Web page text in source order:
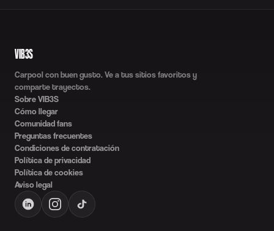
VIB3S
Carpool con buen gusto. Ve a tus sitios favoritos y
comparte trayectos.
Sobre VIB3S
Cómo llegar
Comunidad fans
Preguntas frecuentes
Condiciones de contratación
Política de privacidad
Política de cookies
Aviso legal